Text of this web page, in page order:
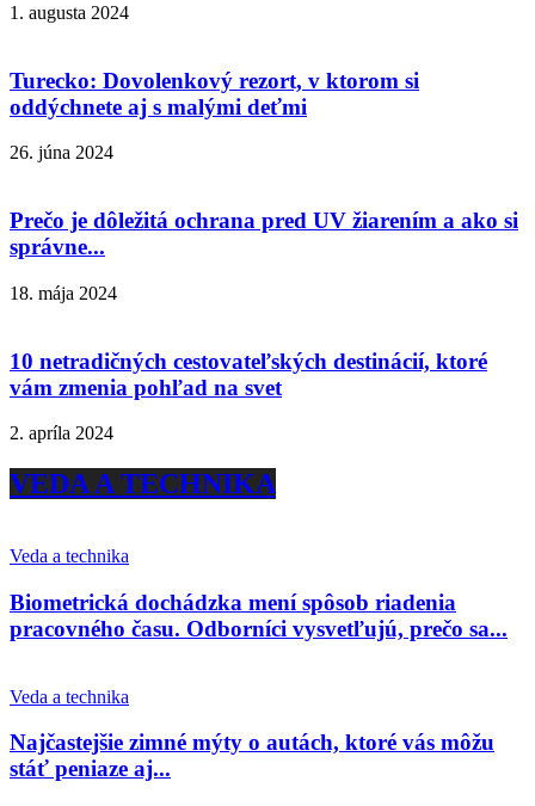
1. augusta 2024
Turecko: Dovolenkový rezort, v ktorom si
oddýchnete aj s malými deťmi
26. júna 2024
Prečo je dôležitá ochrana pred UV žiarením a ako si
správne...
18. mája 2024
10 netradičných cestovateľských destinácií, ktoré
vám zmenia pohľad na svet
2. apríla 2024
VEDA A TECHNIKA
Veda a technika
Biometrická dochádzka mení spôsob riadenia
pracovného času. Odborníci vysvetľujú, prečo sa...
Veda a technika
Najčastejšie zimné mýty o autách, ktoré vás môžu
stáť peniaze aj...